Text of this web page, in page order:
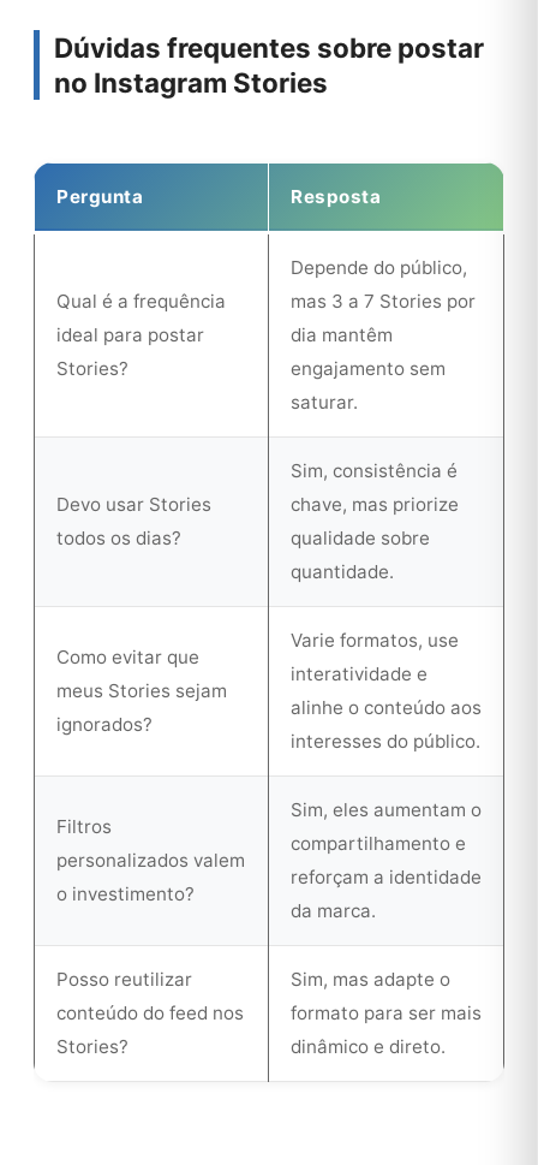
Dúvidas frequentes sobre postar
no Instagram Stories
Pergunta Resposta
Qual é a frequência
ideal para postar
Stories?
Depende do público,
mas 3 a 7 Stories por
dia mantêm
engajamento sem
saturar.
Devo usar Stories
todos os dias?
Sim, consistência é
chave, mas priorize
qualidade sobre
quantidade.
Como evitar que
meus Stories sejam
ignorados?
Varie formatos, use
interatividade e
alinhe o conteúdo aos
interesses do público.
Filtros
personalizados valem
o investimento?
Sim, eles aumentam o
compartilhamento e
reforçam a identidade
da marca.
Posso reutilizar
conteúdo do feed nos
Stories?
Sim, mas adapte o
formato para ser mais
dinâmico e direto.